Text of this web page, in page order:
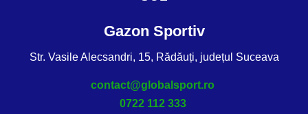
Gazon Sportiv
Str. Vasile Alecsandri, 15, Rădăuți, județul Suceava
contact@globalsport.ro
0722 112 333